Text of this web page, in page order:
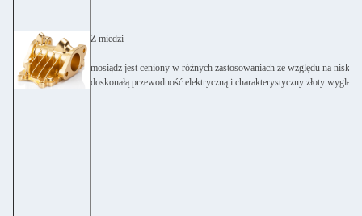
Z miedzi
mosiądz jest ceniony w różnych zastosowaniach ze względu na niskie
doskonałą przewodność elektryczną i charakterystyczny złoty wygląd.